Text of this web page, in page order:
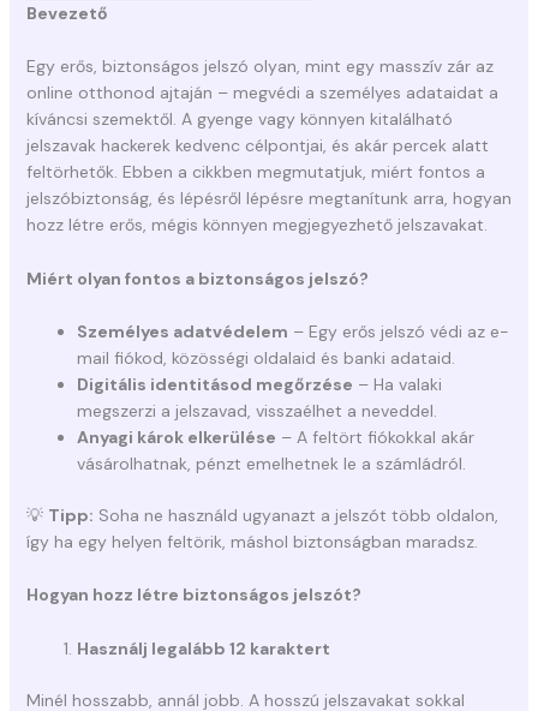
Bevezető
Egy erős, biztonságos jelszó olyan, mint egy masszív zár az
online otthonod ajtaján – megvédi a személyes adataidat a
kíváncsi szemektől. A gyenge vagy könnyen kitalálható
jelszavak hackerek kedvenc célpontjai, és akár percek alatt
feltörhetők. Ebben a cikkben megmutatjuk, miért fontos a
jelszóbiztonság, és lépésről lépésre megtanítunk arra, hogyan
hozz létre erős, mégis könnyen megjegyezhető jelszavakat.
Miért olyan fontos a biztonságos jelszó?
Személyes adatvédelem – Egy erős jelszó védi az e-
mail fiókod, közösségi oldalaid és banki adataid.
Digitális identitásod megőrzése – Ha valaki
megszerzi a jelszavad, visszaélhet a neveddel.
Anyagi károk elkerülése – A feltört fiókokkal akár
vásárolhatnak, pénzt emelhetnek le a számládról.
💡 Tipp: Soha ne használd ugyanazt a jelszót több oldalon,
így ha egy helyen feltörik, máshol biztonságban maradsz.
Hogyan hozz létre biztonságos jelszót?
Használj legalább 12 karaktert
Minél hosszabb, annál jobb. A hosszú jelszavakat sokkal